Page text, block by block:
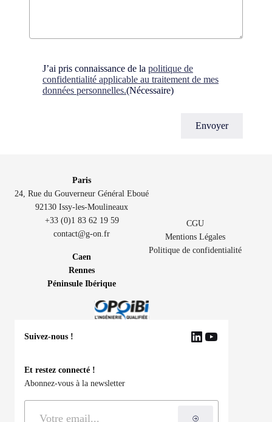
Consent(Nécessaire)
J’ai pris connaissance de la politique de
confidentialité applicable au traitement de mes
données personnelles.(Nécessaire)
Paris
24, Rue du Gouverneur Général Eboué
92130 Issy-les-Moulineaux
+33 (0)1 83 62 19 59
contact@g-on.fr
Caen
Rennes
Péninsule Ibérique
CGU
Mentions Légales
Politique de confidentialité
Suivez-nous ! LinkedIn
YouTube
Et restez connecté !
Abonnez-vous à la newsletter